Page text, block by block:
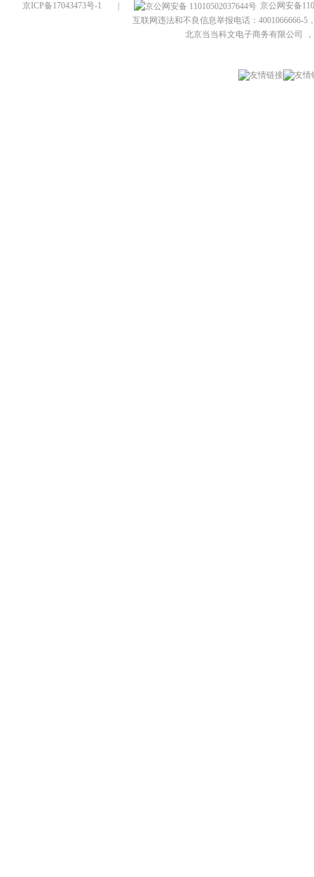
京ICP备17043473号-1
京公网安备
互联网违法和不良信息举报电话：4001066666-5
北京当当科文电子商务有限公司